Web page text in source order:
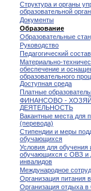
Структура и органы
образовательной
Документы
Образование
Образовательные
Руководство
Педагогический состав
Материально-
обеспечение и
образовательного
Доступная среда
Платные
ФИНАНСОВО -
ДЕЯТЕЛЬНОСТЬ
Вакантные места для
(перевода)
Стипендии и меры
обучающихся
Условия для обучения
обучающихся с ОВЗ и
инвалидов
Международное
Организация питания
Организация отдыха